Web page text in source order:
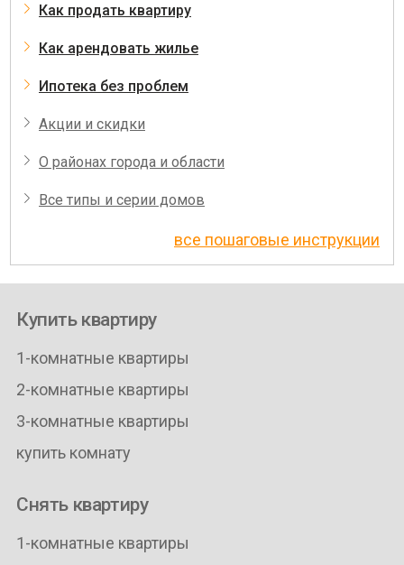
Как продать квартиру
Как арендовать жилье
Ипотека без проблем
Акции и скидки
О районах города и области
Все типы и серии домов
все пошаговые инструкции
Купить квартиру
1-комнатные квартиры
2-комнатные квартиры
3-комнатные квартиры
купить комнату
Снять квартиру
1-комнатные квартиры